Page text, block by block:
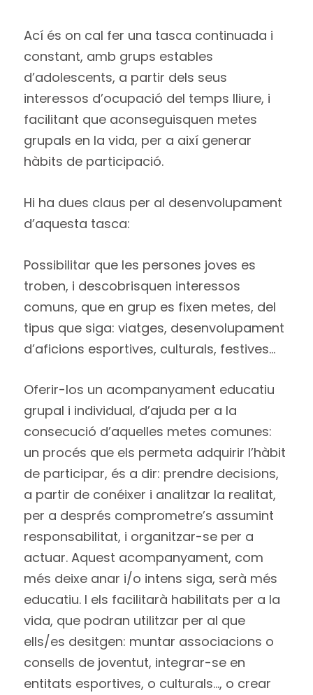
Ací és on cal fer una tasca continuada i
constant, amb grups estables
d’adolescents, a partir dels seus
interessos d’ocupació del temps lliure, i
facilitant que aconseguisquen metes
grupals en la vida, per a així generar
hàbits de participació.
Hi ha dues claus per al desenvolupament
d’aquesta tasca:
Possibilitar que les persones joves es
troben, i descobrisquen interessos
comuns, que en grup es fixen metes, del
tipus que siga: viatges, desenvolupament
d’aficions esportives, culturals, festives…
Oferir-los un acompanyament educatiu
grupal i individual, d’ajuda per a la
consecució d’aquelles metes comunes:
un procés que els permeta adquirir l’hàbit
de participar, és a dir: prendre decisions,
a partir de conéixer i analitzar la realitat,
per a després comprometre’s assumint
responsabilitat, i organitzar-se per a
actuar. Aquest acompanyament, com
més deixe anar i/o intens siga, serà més
educatiu. I els facilitarà habilitats per a la
vida, que podran utilitzar per al que
ells/es desitgen: muntar associacions o
consells de joventut, integrar-se en
entitats esportives, o culturals…, o crear